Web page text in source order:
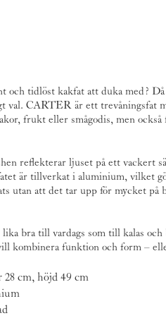
och tidlöst kakfat att duka med?
val. CARTER är ett trevåningsfat
frukt eller smågodis, men
reflekterar ljuset på ett vackert
är tillverkat i aluminium, vilket
utan att det tar upp för mycket
bra till vardags som till kalas
kombinera funktion och form –
cm, höjd 49 cm